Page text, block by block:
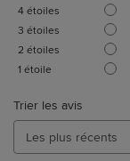
4étoiles
3 étoiles
2 étoiles
1 étoile
Trier les avis